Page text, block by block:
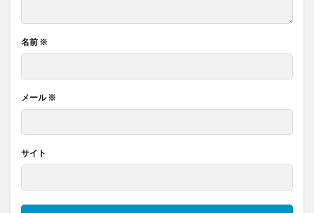
名前 ※
メール※
サイト